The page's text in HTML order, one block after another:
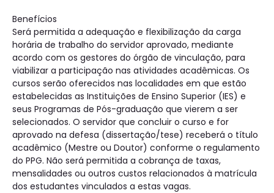
Benefícios
Será permitida a adequação e flexibilização da carga
horária de trabalho do servidor aprovado, mediante
acordo com os gestores do órgão de vinculação, para
viabilizar a participação nas atividades acadêmicas. Os
cursos serão oferecidos nas localidades em que estão
estabelecidas as Instituições de Ensino Superior (IES) e
seus Programas de Pós-graduação que vierem a ser
selecionados. O servidor que concluir o curso e for
aprovado na defesa (dissertação/tese) receberá o título
acadêmico (Mestre ou Doutor) conforme o regulamento
do PPG. Não será permitida a cobrança de taxas,
mensalidades ou outros custos relacionados à matrícula
dos estudantes vinculados a estas vagas.